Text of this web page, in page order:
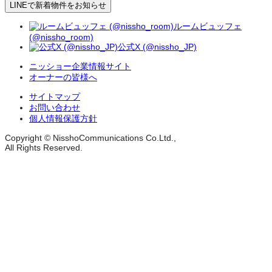
LINEで新着物件をお知らせ
ルームビュッフェ
(@nissho_room)
公式X (@nissho_JP)
ニッショー企業情報サイト
オーナーの皆様へ
サイトマップ
お問い合わせ
個人情報保護方針
Copyright © NisshoCommunications Co.Ltd.,
All Rights Reserved.